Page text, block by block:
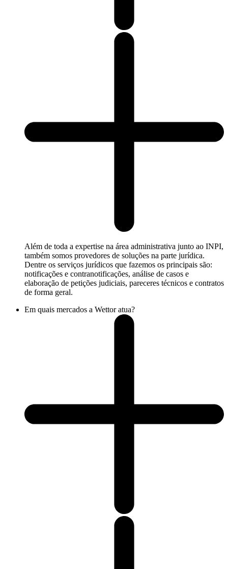
Além de toda a expertise na área administrativa junto ao INPI,
também somos provedores de soluções na parte jurídica.
Dentre os serviços jurídicos que fazemos os principais são:
notificações e contranotificações, análise de casos e
elaboração de petições judiciais, pareceres técnicos e contratos
de forma geral.
Em quais mercados a Wettor atua?